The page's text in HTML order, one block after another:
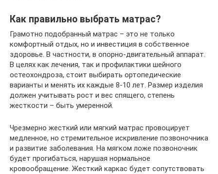
Как правильно выбрать матрас?
Грамотно подобранный матрас – это не только
комфортный отдых, но и инвестиция в собственное
здоровье. В частности, в опорно-двигательный аппарат.
В целях как лечения, так и профилактики шейного
остеохондроза, стоит выбирать ортопедические
варианты и менять их каждые 8-10 лет. Размер изделия
должен учитывать рост и вес спящего, степень
жесткости – быть умеренной.
Чрезмерно жесткий или мягкий матрас провоцирует
медленное, но стремительное искривление позвоночника
и развитие заболевания. На мягком ложе позвоночник
будет прогибаться, нарушая нормальное
кровообращение. Жесткий каркас будет сопутствовать